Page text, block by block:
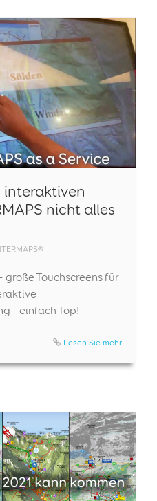
interaktiven
nicht alles
Touchscreens für
- einfach Top!
Lesen Sie mehr